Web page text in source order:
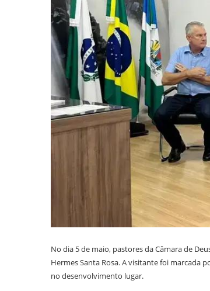
No dia 5 de maio, pastores da Câmara de
Hermes Santa Rosa. A visitante foi marcada
no desenvolvimento lugar.